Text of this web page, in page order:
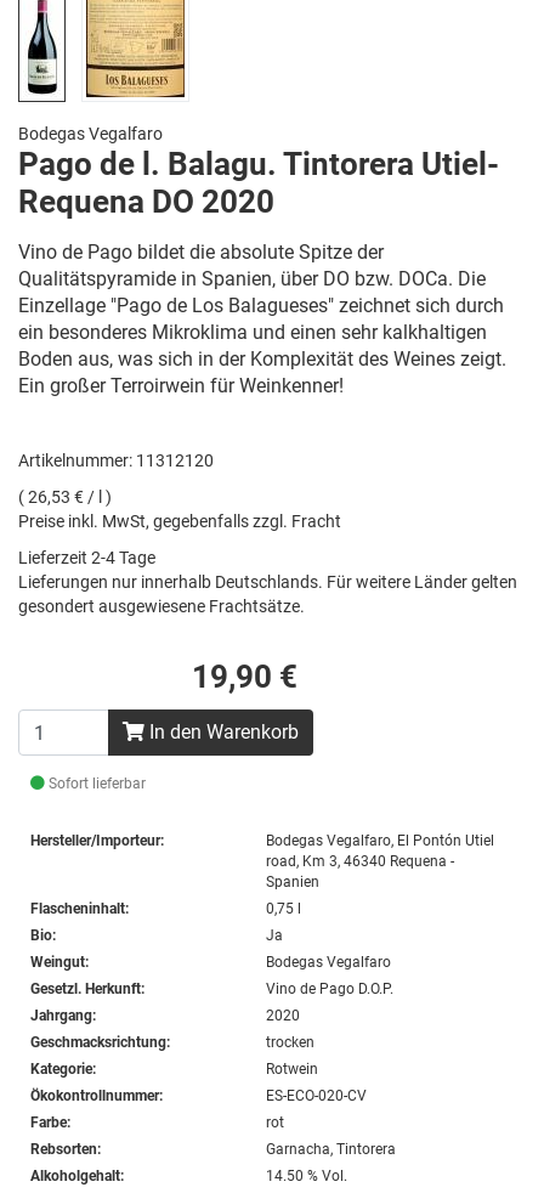
Bodegas Vegalfaro
Pago de l. Balagu. Tintorera Utiel-
Requena DO 2020
Vino de Pago bildet die absolute Spitze der
Qualitätspyramide in Spanien, über DO bzw. DOCa. Die
Einzellage "Pago de Los Balagueses" zeichnet sich durch
ein besonderes Mikroklima und einen sehr kalkhaltigen
Boden aus, was sich in der Komplexität des Weines zeigt.
Ein großer Terroirwein für Weinkenner!
Artikelnummer: 11312120
( 26,53 € / l )
Preise inkl. MwSt, gegebenfalls zzgl. Fracht
Lieferzeit 2-4 Tage
Lieferungen nur innerhalb Deutschlands. Für weitere Länder gelten
gesondert ausgewiesene Frachtsätze.
19,90 €
In den Warenkorb
Sofort lieferbar
Hersteller/Importeur:
Bodegas Vegalfaro, El Pontón Utiel
road, Km 3, 46340 Requena -
Spanien
Flascheninhalt:
0,75 l
Bio:
Ja
Weingut:
Bodegas Vegalfaro
Gesetzl. Herkunft:
Vino de Pago D.O.P.
Jahrgang:
2020
Geschmacksrichtung:
trocken
Kategorie:
Rotwein
Ökokontrollnummer:
ES-ECO-020-CV
Farbe:
rot
Rebsorten:
Garnacha, Tintorera
Alkoholgehalt:
14.50 % Vol.